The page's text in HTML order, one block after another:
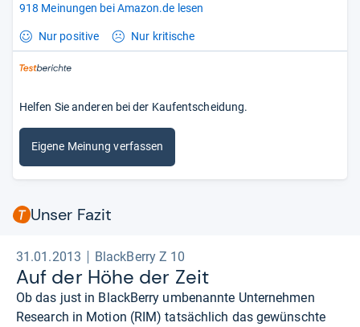
918 Meinungen bei Amazon.de lesen
Nur positive Nur kritische
Helfen Sie anderen bei der Kaufentscheidung.
Eigene Meinung verfassen
Unser Fazit
31.01.2013 BlackBerry Z 10
Auf der Höhe der Zeit
Ob das just in BlackBerry umbenannte Unternehmen
Research in Motion (RIM) tatsächlich das gewünschte